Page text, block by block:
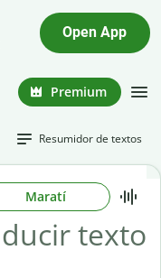
Open App
Premium
Resumidor de textos
Maratí